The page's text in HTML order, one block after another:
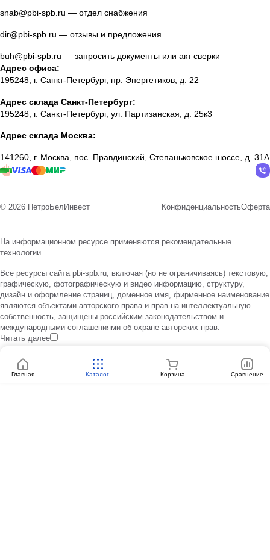
snab@pbi-spb.ru — отдел снабжения
dir@pbi-spb.ru — отзывы и предложения
buh@pbi-spb.ru — запросить документы или акт сверки
Адрес офиса:
195248, г. Санкт-Петербург, пр. Энергетиков, д. 22
Адрес склада Санкт-Петербург:
195248, г. Санкт-Петербург, ул. Партизанская, д. 25к3
Адрес склада Москва:
141260, г. Москва, пос. Правдинский, Степаньковское шоссе, д. 31А
© 2026 ПетроБелИнвест КонфиденциальностьОферта
На информационном ресурсе применяются рекомендательные
технологии.
Все ресурсы сайта pbi-spb.ru, включая (но не ограничиваясь) текстовую,
графическую, фотографическую и видео информацию, структуру,
дизайн и оформление страниц, доменное имя, фирменное наименование
являются объектами авторского права и прав на интеллектуальную
собственность, защищены российским законодательством и
международными соглашениями об охране авторских прав.
Читать далее
Главная Каталог Корзина Сравнение